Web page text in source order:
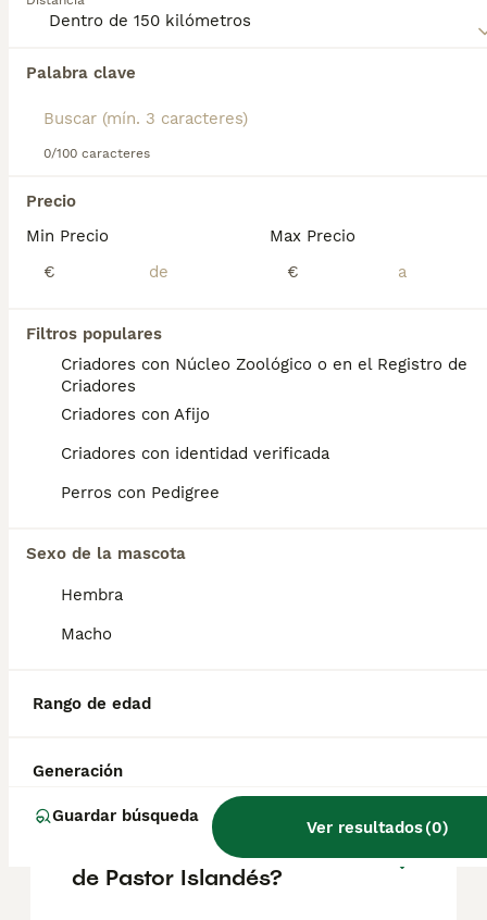
Palabra clave
0/100 caracteres
Precio
Min Precio
€
Max Precio
€
Filtros populares
Criadores con Núcleo Zoológico o en el Registro de
Criadores
Criadores con Afijo
Criadores con identidad verificada
Perros con Pedigree
Sexo de la mascota
Hembra
Macho
Rango de edad
Generación
Guardar búsqueda
Ver resultados(0)
Encontramos 0 Pastor Islandés Perros en
Si deseas exactamente esta búsqueda guarda tu
búsqueda y espera el resultado perfecto:
Preguntas frecuentes
¿Cómo es el temperamento
del pastor islandés?
Su carácter es alegre, amistoso y curioso, lo
que les permite llevarse bien con otros
perros y personas, aunque pueden ser un
poco reservados con extraños. Su pelaje
su entorno nórdico.
¿Los pastores islandeses
australiano?
¿Cuánto cuesta un cachorro
de Pastor Islandés?